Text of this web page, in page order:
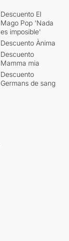
Descuento El
Mago Pop 'Nada
es imposible'
Descuento Ànima
Descuento
Mamma mia
Descuento
Germans de sang